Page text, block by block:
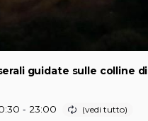
guidate sulle colline di
- 23:00